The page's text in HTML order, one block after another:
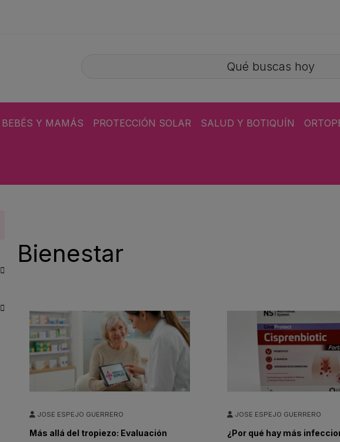
BEBÉS Y MAMÁS PROTECCIÓN SOLAR SALUD Y BOTIQUÍN
Bienestar
JOSE ESPEJO GUERRERO
Más allá del tropiezo: Evaluación
JOSE ESPEJO GUERRERO
¿Por qué hay más

